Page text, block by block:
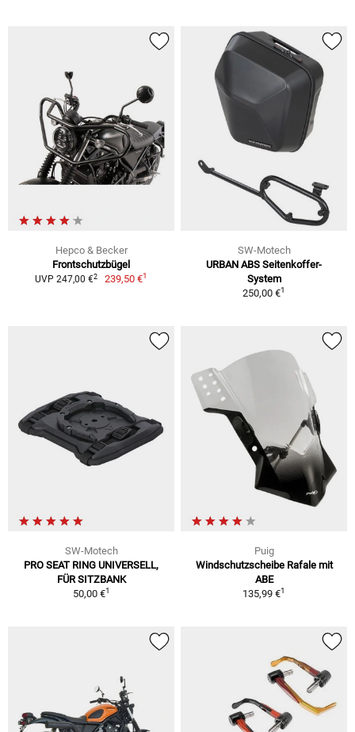
Hepco & Becker
Frontschutzbügel
UVP 247,00 €2 239,50 €1
SW-Motech
URBAN ABS Seitenkoffer-
System
250,00 €1
SW-Motech
PRO SEAT RING UNIVERSELL,
FÜR SITZBANK
50,00 €1
Puig
Windschutzscheibe Rafale mit
ABE
135,99 €1